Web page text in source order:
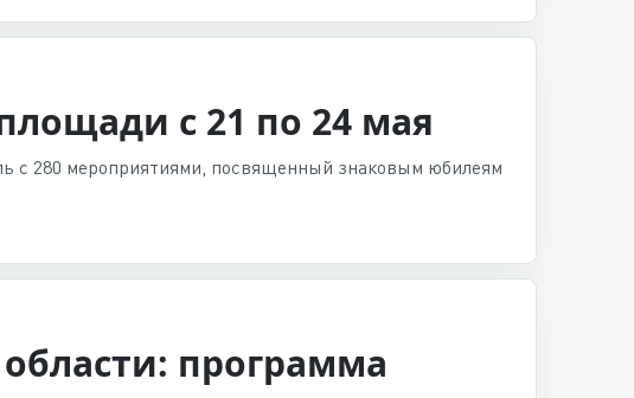
с 21 по 24 мая
с 280 мероприятиями, посвященный знаковым юбилеям
программа